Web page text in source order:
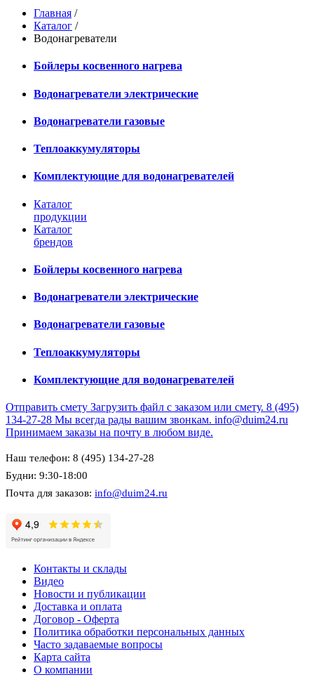
Главная /
Каталог /
Водонагреватели
Бойлеры косвенного нагрева
Водонагреватели электрические
Водонагреватели газовые
Теплоаккумуляторы
Комплектующие для водонагревателей
Каталог
продукции
Каталог
брендов
Бойлеры косвенного нагрева
Водонагреватели электрические
Водонагреватели газовые
Теплоаккумуляторы
Комплектующие для водонагревателей
Отправить смету Загрузить файл с заказом или смету. 8 (495)
134-27-28 Мы всегда рады вашим звонкам. info@duim24.ru
Принимаем заказы на почту в любом виде.
Наш телефон: 8 (495) 134-27-28
Будни: 9:30-18:00
Почта для заказов: info@duim24.ru
Контакты и склады
Видео
Новости и публикации
Доставка и оплата
Договор - Оферта
Политика обработки персональных данных
Часто задаваемые вопросы
Карта сайта
О компании